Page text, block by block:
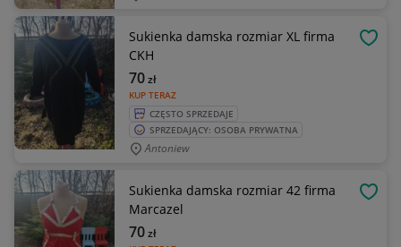
Sukienka damska rozmiar XL firma
CKH
KUP TERAZ
70zł
CZĘSTO SPRZEDAJE
SPRZEDAJĄCY: OSOBA PRYWATNA
Antoniew
Sukienka damska rozmiar 42 firma
Marcazel
70zł